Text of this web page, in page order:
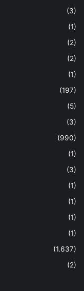
(3)
(1)
(2)
(2)
(1)
(197)
(5)
(3)
(990)
(1)
(3)
(1)
(1)
(1)
(1)
(1.637)
(2)